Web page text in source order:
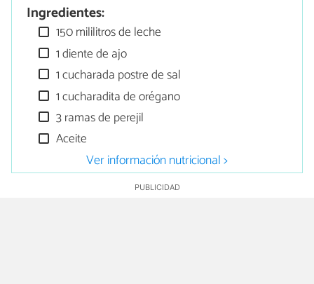
Ingredientes:
150 mililitros de leche
1 diente de ajo
1 cucharada postre de sal
1 cucharadita de orégano
3 ramas de perejil
Aceite
Ver información nutricional >